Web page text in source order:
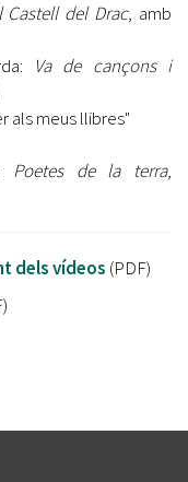
Castell del Drac, amb
Va de cançons i
als meus llibres"
Poetes de la terra,
dels vídeos (PDF)